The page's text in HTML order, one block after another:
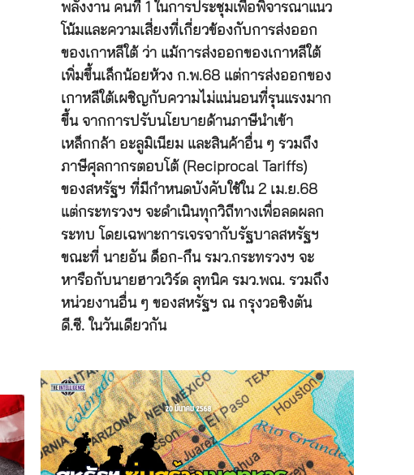
พลังงาน คนที่ 1 ในการประชุมเพื่อพิจารณาแนว
โน้มและความเสี่ยงที่เกี่ยวข้องกับการส่งออก
ของเกาหลีใต้ ว่า แม้การส่งออกของเกาหลีใต้
เพิ่มขึ้นเล็กน้อยห้วง ก.พ.68 แต่การส่งออกของ
เกาหลีใต้เผชิญกับความไม่แน่นอนที่รุนแรงมาก
ขึ้น จากการปรับนโยบายด้านภาษีนำเข้า
เหล็กกล้า อะลูมิเนียม และสินค้าอื่น ๆ รวมถึง
ภาษีศุลกากรตอบโต้ (Reciprocal Tariffs)
ของสหรัฐฯ ที่มีกำหนดบังคับใช้ใน 2 เม.ย.68
แต่กระทรวงฯ จะดำเนินทุกวิถีทางเพื่อลดผลก
ระทบ โดยเฉพาะการเจรจากับรัฐบาลสหรัฐฯ
ขณะที่ นายอัน ด็อก-กึน รมว.กระทรวงฯ จะ
หารือกับนายฮาวเวิร์ด ลุทนิค รมว.พณ. รวมถึง
หน่วยงานอื่น ๆ ของสหรัฐฯ ณ กรุงวอชิงตัน
ดี.ซี. ในวันเดียวกัน